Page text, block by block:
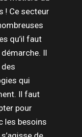
! Ce secteur
qu’il faut
Il
qui
Il faut
pour
les besoins